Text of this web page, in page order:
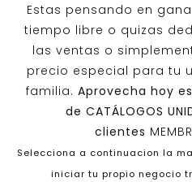
Estas pensando en
tiempo libre o quizas
las ventas o
precio especial para tu
familia. Aprovecha hoy
de CATÁLOGOS
clientes
Selecciona a continuacion la
iniciar tu propio negocio